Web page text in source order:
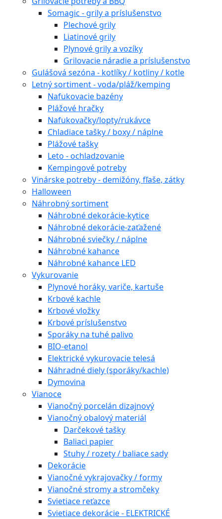
Somagic - grily a príslušenstvo
Plechové grily
Liatinové grily
Plynové grily a vozíky
Grilovacie náradie a príslušenstvo
Gulášová sezóna - kotlíky / kotliny / kotle
Letný sortiment - voda/pláž/kemping
Nafukovacie bazény
Plážové hračky
Nafukovačky/lopty/rukávce
Chladiace tašky / boxy / náplne
Plážové tašky
Leto - ochladzovanie
Kempingové potreby
Vinárske potreby - demižóny, fľaše, zátky
Halloween
Náhrobný sortiment
Náhrobné dekorácie-kytice
Náhrobné dekorácie-zaťažené
Náhrobné sviečky / náplne
Náhrobné kahance
Náhrobné kahance LED
Vykurovanie
Plynové horáky, variče, kartuše
Krbové kachle
Krbové vložky
Krbové príslušenstvo
Sporáky na tuhé palivo
BIO-etanol
Elektrické vykurovacie telesá
Náhradné diely (sporáky/kachle)
Dymovina
Vianoce
Vianočný porcelán dizajnový
Vianočný obalový materiál
Darčekové tašky
Baliaci papier
Stuhy / rozety / baliace sady
Dekorácie
Vianočné vykrajovačky / formy
Vianočné stromy a stromčeky
Svietiace reťazce
Svietiace dekorácie - ELEKTRICKÉ